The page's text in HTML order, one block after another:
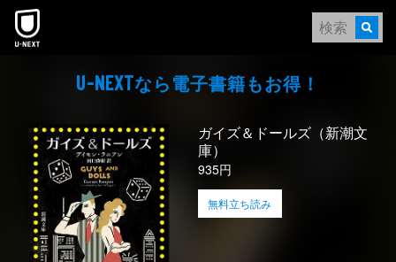
本文へスキップ
U-NEXTなら電⼦書籍もお得！
ガイズ＆ドールズ（新潮文
庫）
935円
無料立ち読み